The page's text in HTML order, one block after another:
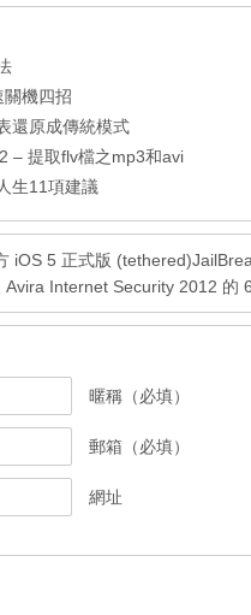
關機四招
還原成傳統模式
– 提取flv檔之mp3和avi
生11項建議
iOS 5 正式版
Avira Internet Security 2012 的
暱稱（必填）
郵箱（必填）
網址